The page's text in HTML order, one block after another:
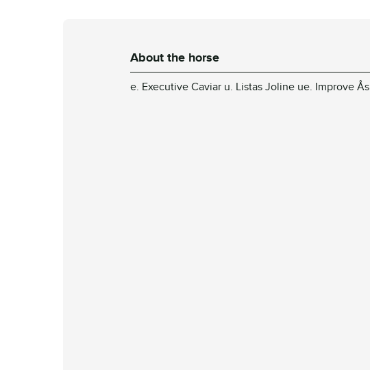
About the horse
e. Executive Caviar u. Listas Joline ue. Improve Ås